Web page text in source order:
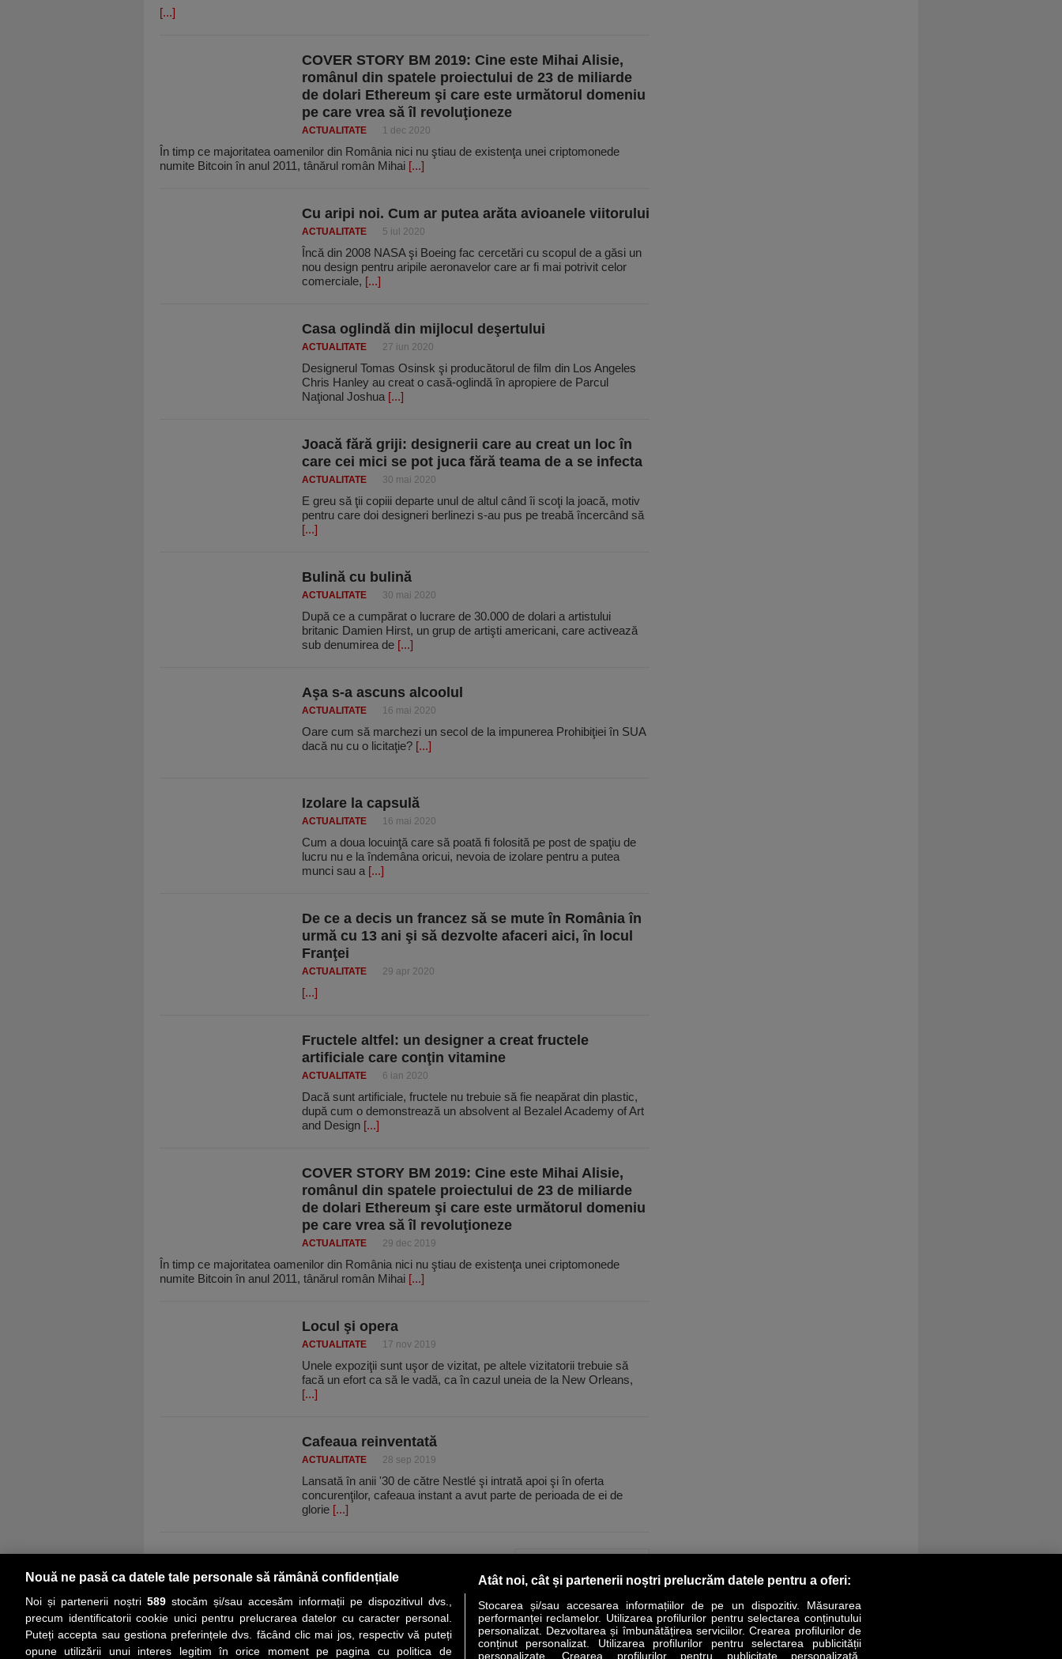
[...]
​COVER STORY BM 2019: Cine este Mihai Alisie,
românul din spatele proiectului de 23 de miliarde
de dolari Ethereum şi care este următorul domeniu
pe care vrea să îl revoluţioneze
ACTUALITATE 1 dec 2020
În timp ce majoritatea oamenilor din România nici nu ştiau de existenţa unei criptomonede
numite Bitcoin în anul 2011, tânărul român Mihai [...]
Cu aripi noi. Cum ar putea arăta avioanele viitorului
ACTUALITATE 5 iul 2020
Încă din 2008 NASA şi Boeing fac cercetări cu scopul de a găsi un
nou design pentru aripile aeronavelor care ar fi mai potrivit celor
comerciale, [...]
Casa oglindă din mijlocul deşertului
ACTUALITATE 27 iun 2020
Designerul Tomas Osinsk şi producătorul de film din Los Angeles
Chris Hanley au creat o casă-oglindă în apropiere de Parcul
Naţional Joshua [...]
Joacă fără griji: designerii care au creat un loc în
care cei mici se pot juca fără teama de a se infecta
ACTUALITATE 30 mai 2020
E greu să ţii copiii departe unul de altul când îi scoţi la joacă, motiv
pentru care doi designeri berlinezi s-au pus pe treabă încercând să
[...]
Bulină cu bulină
ACTUALITATE 30 mai 2020
După ce a cumpărat o lucrare de 30.000 de dolari a artistului
britanic Damien Hirst, un grup de artişti americani, care activează
sub denumirea de [...]
Aşa s-a ascuns alcoolul
ACTUALITATE 16 mai 2020
Oare cum să marchezi un secol de la impunerea Prohibiţiei în SUA
dacă nu cu o licitaţie? [...]
Izolare la capsulă
ACTUALITATE 16 mai 2020
Cum a doua locuinţă care să poată fi folosită pe post de spaţiu de
lucru nu e la îndemâna oricui, nevoia de izolare pentru a putea
munci sau a [...]
De ce a decis un francez să se mute în România în
urmă cu 13 ani şi să dezvolte afaceri aici, în locul
Franţei
ACTUALITATE 29 apr 2020
[...]
Fructele altfel: un designer a creat fructele
artificiale care conţin vitamine
ACTUALITATE 6 ian 2020
Dacă sunt artificiale, fructele nu trebuie să fie neapărat din plastic,
după cum o demonstrează un absolvent al Bezalel Academy of Art
and Design [...]
​COVER STORY BM 2019: Cine este Mihai Alisie,
românul din spatele proiectului de 23 de miliarde
de dolari Ethereum şi care este următorul domeniu
pe care vrea să îl revoluţioneze
ACTUALITATE 29 dec 2019
În timp ce majoritatea oamenilor din România nici nu ştiau de existenţa unei criptomonede
numite Bitcoin în anul 2011, tânărul român Mihai [...]
Locul şi opera
ACTUALITATE 17 nov 2019
Unele expoziţii sunt uşor de vizitat, pe altele vizitatorii trebuie să
facă un efort ca să le vadă, ca în cazul uneia de la New Orleans,
[...]
Cafeaua reinventată
ACTUALITATE 28 sep 2019
Lansată în anii '30 de către Nestlé şi intrată apoi şi în oferta
concurenţilor, cafeaua instant a avut parte de perioada de ei de
glorie [...]
PRIMA PAGINĂ COVER STORY LIDERI ANALIZE HI-TECH MEET THE CEO LIFESTYLE SPECIAL OPINII
Nouă ne pasă ca datele tale personale să rămână confidențiale
Noi și partenerii noștri 589stocăm și/sau accesăm informații pe dispozitivul dvs.,
precum identificatorii cookie unici pentru prelucrarea datelor cu caracter personal.
Puteți accepta sau gestiona preferințele dvs. făcând clic mai jos, respectiv vă puteți
opune utilizării unui interes legitim în orice moment pe pagina cu politica de
Atât noi, cât și partenerii noștri prelucrăm datele pentru a oferi:
Stocarea și/sau accesarea informațiilor de pe un dispozitiv. Măsurarea
performanței reclamelor. Utilizarea profilurilor pentru selectarea conținutului
personalizat. Dezvoltarea și îmbunătățirea serviciilor. Crearea profilurilor de
conținut personalizat. Utilizarea profilurilor pentru selectarea publicității
personalizate. Crearea profilurilor pentru publicitate personalizată.